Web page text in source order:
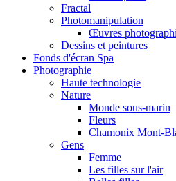
Fractal
Photomanipulation
Œuvres
Dessins et peintures
Fonds d'écran Spa
Photographie
Haute technologie
Nature
Monde sous-marin
Fleurs
Chamonix Mont-
Gens
Femme
Les filles sur l'air